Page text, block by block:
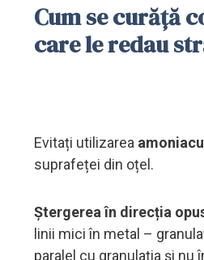
Cum se curăță
care le redau
Evitați utilizarea
suprafeței din oțel.
Ștergerea în direcția
linii mici în metal –
paralel cu granulația și